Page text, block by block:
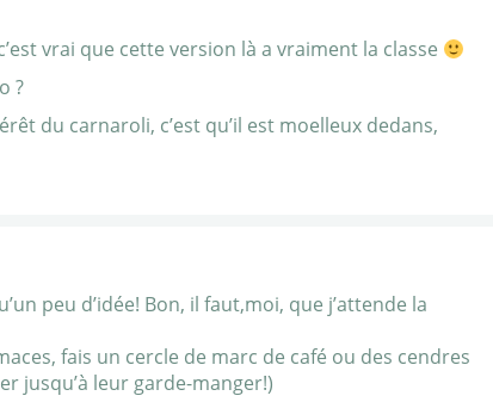
vrai que cette version là a vraiment la classe
?
du carnaroli, c’est qu’il est moelleux dedans,
peu d’idée! Bon, il faut,moi, que j’attende la
fais un cercle de marc de café ou des cendres
jusqu’à leur garde-manger!)